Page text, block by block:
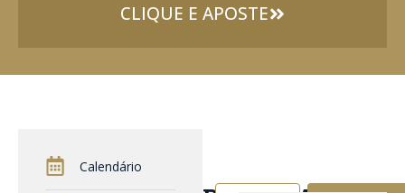
CLIQUE E APOSTE
Calendário